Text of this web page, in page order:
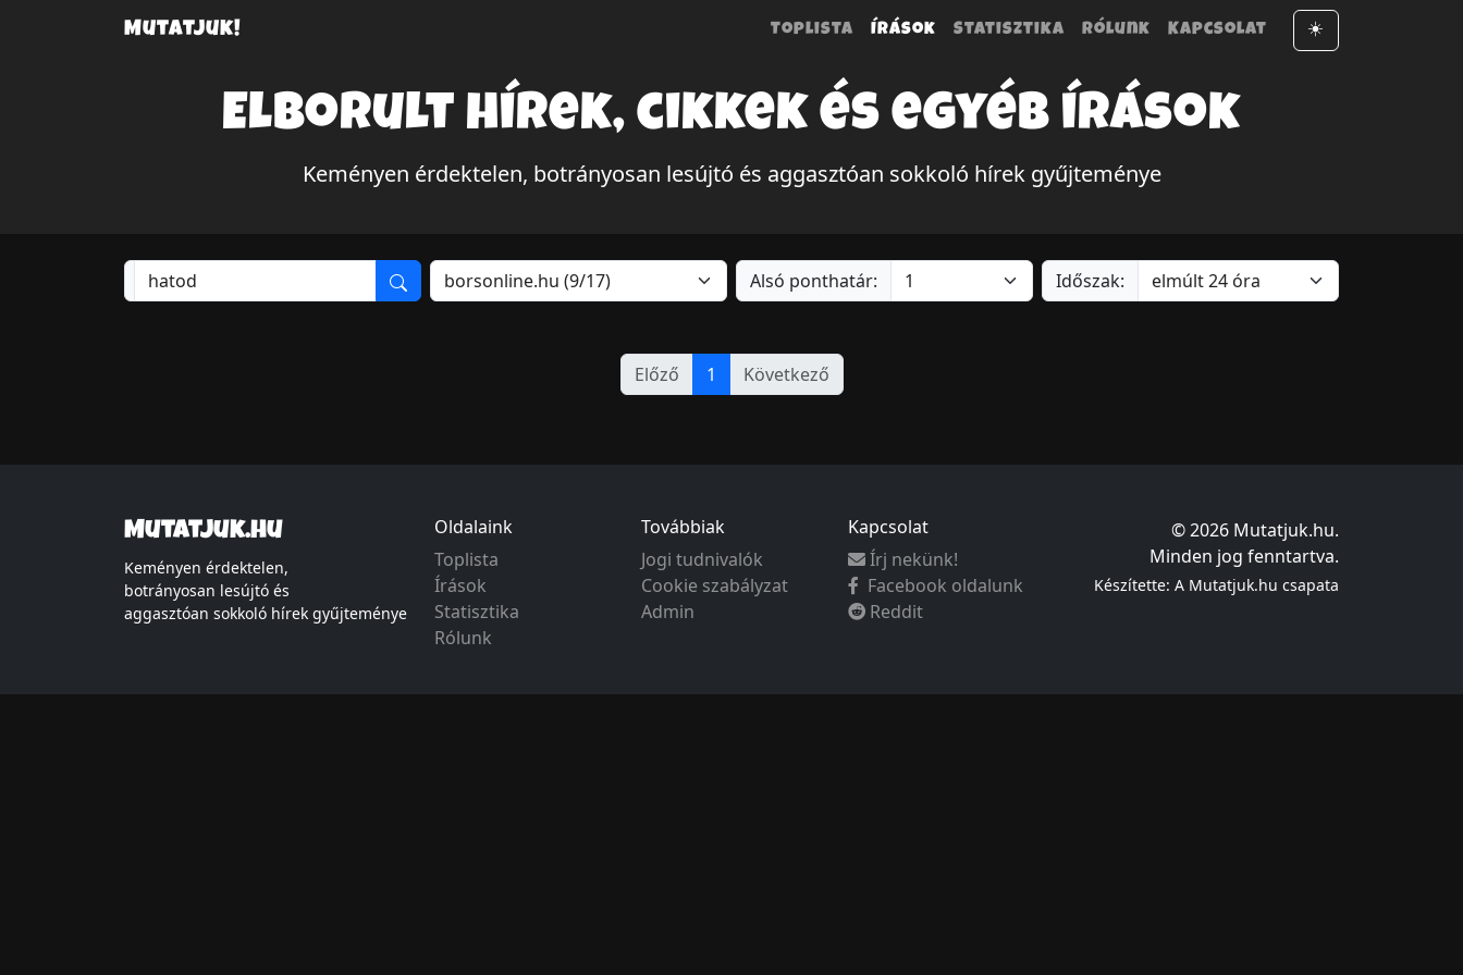
Mutatjuk! Toplista Írások Statisztika Rólunk Kapcsolat ☀️
Elborult hírek, cikkek és egyéb írások
Keményen érdektelen, botrányosan lesújtó és aggasztóan sokkoló hírek gyűjteménye
Alsó ponthatár: Időszak:
Előző 1 Következő
Mutatjuk.hu
Keményen érdektelen,
botrányosan lesújtó és
aggasztóan sokkoló hírek gyűjteménye
Oldalaink
Toplista
Írások
Statisztika
Rólunk
Továbbiak
Jogi tudnivalók
Cookie szabályzat
Admin
Kapcsolat
Írj nekünk!
Facebook oldalunk
Reddit
© 2026 Mutatjuk.hu.
Minden jog fenntartva.
Készítette: A Mutatjuk.hu csapata